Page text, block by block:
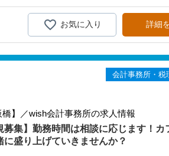
実現可能です。
験勉強の追い込みをするという使い方をし
費を事務所が負担します。
ンサルティング、事務所経営について学ぶ
ることができる、やりがいのある職場です。
！
とお高めのランチが食べられます！
。
を申請できます。
なお店で食事会をしています。
援します！
も可能です。
迎えしています。
て構成されており、
にしています。
詳細
お気に入り
会計事務所・税
】／wish会計事務所の求人情報
集】勤務時間は相談に応じます！カ
盛り上げていきませんか？